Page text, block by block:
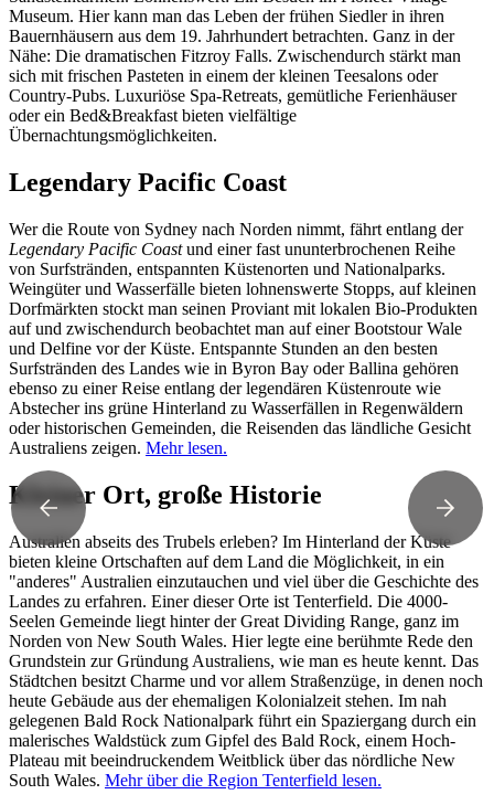
Museum. Hier kann man das Leben der frühen Siedler in ihren
Bauernhäusern aus dem 19. Jahrhundert betrachten. Ganz in der
Nähe: Die dramatischen Fitzroy Falls. Zwischendurch stärkt man
sich mit frischen Pasteten in einem der kleinen Teesalons oder
Country-Pubs. Luxuriöse Spa-Retreats, gemütliche Ferienhäuser
oder ein Bed&Breakfast bieten vielfältige
Übernachtungsmöglichkeiten.
Legendary Pacific Coast
Wer die Route von Sydney nach Norden nimmt, fährt entlang der
Legendary Pacific Coastund einer fast ununterbrochenen Reihe
von Surfstränden, entspannten Küstenorten und Nationalparks.
Weingüter und Wasserfälle bieten lohnenswerte Stopps, auf kleinen
Dorfmärkten stockt man seinen Proviant mit lokalen Bio-Produkten
auf und zwischendurch beobachtet man auf einer Bootstour Wale
und Delfine vor der Küste. Entspannte Stunden an den besten
Surfstränden des Landes wie in Byron Bay oder Ballina gehören
ebenso zu einer Reise entlang der legendären Küstenroute wie
Abstecher ins grüne Hinterland zu Wasserfällen in Regenwäldern
oder historischen Gemeinden, die Reisenden das ländliche Gesicht
Australiens zeigen. Mehr lesen.
Kleiner Ort, große Historie
Australien abseits des Trubels erleben? Im Hinterland der Küste
bieten kleine Ortschaften auf dem Land die Möglichkeit, in ein
"anderes" Australien einzutauchen und viel über die Geschichte des
Landes zu erfahren. Einer dieser Orte ist Tenterfield. Die 4000-
Seelen Gemeinde liegt hinter der Great Dividing Range, ganz im
Norden von New South Wales. Hier legte eine berühmte Rede den
Grundstein zur Gründung Australiens, wie man es heute kennt. Das
Städtchen besitzt Charme und vor allem Straßenzüge, in denen noch
heute Gebäude aus der ehemaligen Kolonialzeit stehen. Im nah
gelegenen Bald Rock Nationalpark führt ein Spaziergang durch ein
malerisches Waldstück zum Gipfel des Bald Rock, einem Hoch-
Plateau mit beeindruckendem Weitblick über das nördliche New
South Wales. Mehr über die Region Tenterfield lesen.